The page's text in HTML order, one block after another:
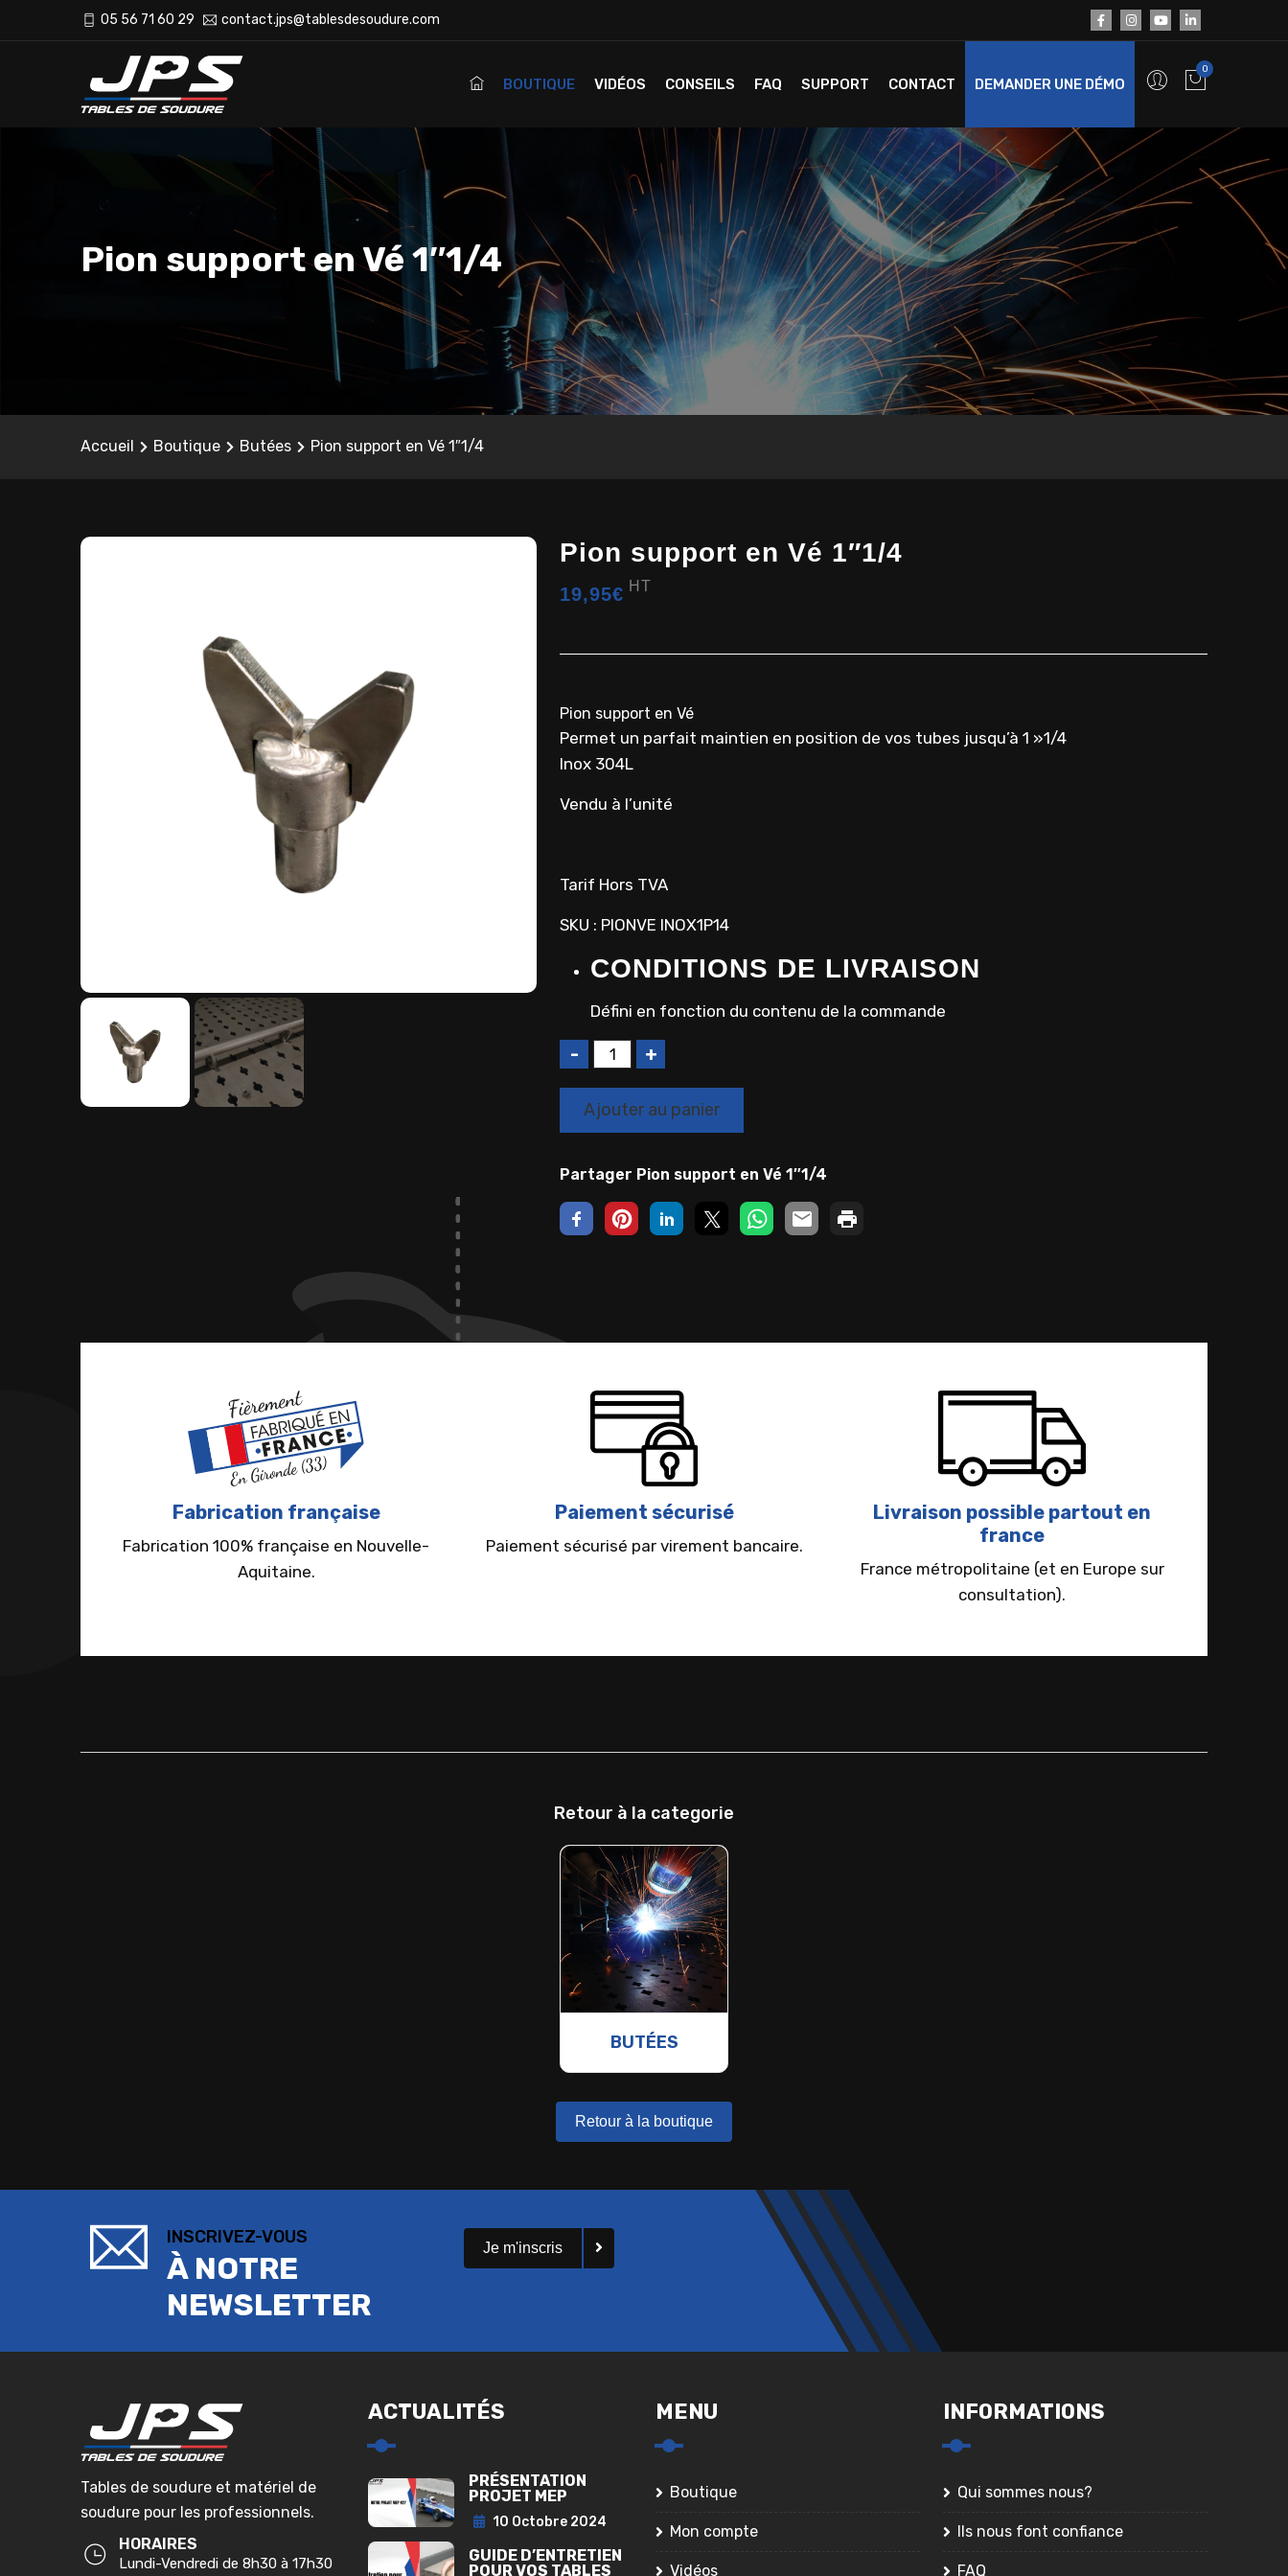
05 56 71 60 29 contact.jps@tablesdesoudure.com
0
BOUTIQUE VIDÉOS CONSEILS FAQ SUPPORT CONTACT DEMANDER UNE DÉMO
Pion support en Vé 1″1/4
Accueil Boutique Butées Pion support en Vé 1″1/4
Pion support en Vé 1″1/4
19,95€ HT
Pion support en Vé
Permet un parfait maintien en position de vos tubes jusqu’à 1 »1/4
Inox 304L
Vendu à l’unité
Tarif Hors TVA
SKU : PIONVE INOX1P14
CONDITIONS DE LIVRAISON
Défini en fonction du contenu de la commande
u
i
é
Ajouter au panier
Partager Pion support en Vé 1″1/4
Fabrication française
Fabrication 100% française en Nouvelle-
Aquitaine.
Paiement sécurisé
Paiement sécurisé par virement bancaire.
Livraison possible partout en
france
France métropolitaine (et en Europe sur
consultation).
Retour à la categorie
BUTÉES
Retour à la boutique
INSCRIVEZ-VOUS
À NOTRE
NEWSLETTER
Je m'inscris
Tables de soudure et matériel de
soudure pour les professionnels.
HORAIRES
Lundi-Vendredi de 8h30 à 17h30
ACTUALITÉS
PRÉSENTATION
PROJET MEP
10 Octobre 2024
GUIDE D’ENTRETIEN
POUR VOS TABLES
MENU
Boutique
Mon compte
Vidéos
INFORMATIONS
Qui sommes nous?
Ils nous font confiance
FAQ